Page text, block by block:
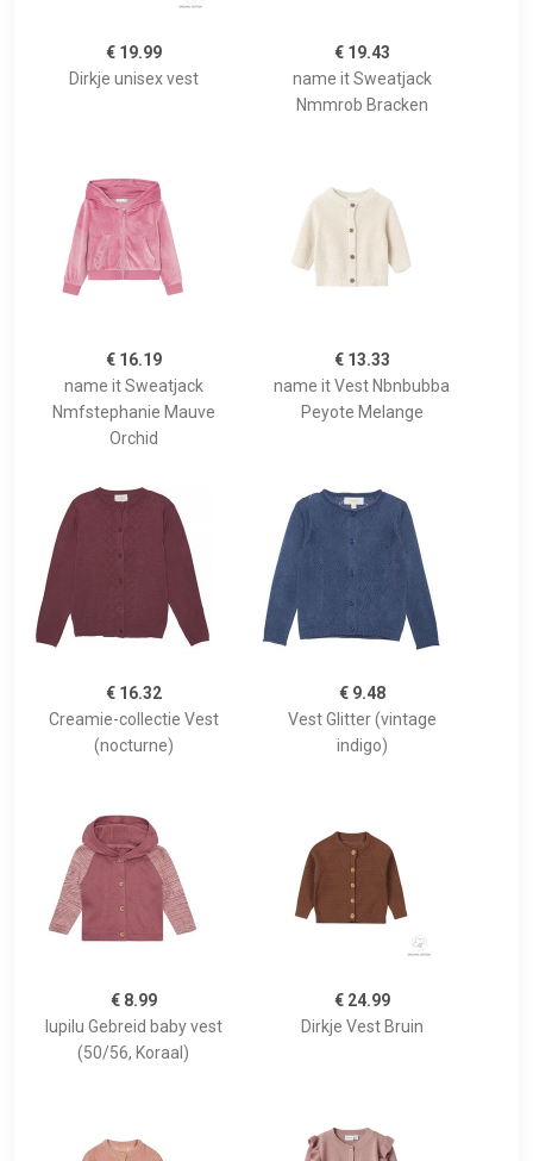
€ 19.99
Dirkje unisex vest
€ 19.43
name it Sweatjack
Nmmrob Bracken
€ 16.19
name it Sweatjack
Nmfstephanie Mauve
Orchid
€ 13.33
name it Vest Nbnbubba
Peyote Melange
€ 16.32
Creamie-collectie Vest
(nocturne)
€ 9.48
Vest Glitter (vintage
indigo)
€ 8.99
lupilu Gebreid baby vest
(50/56, Koraal)
€ 24.99
Dirkje Vest Bruin